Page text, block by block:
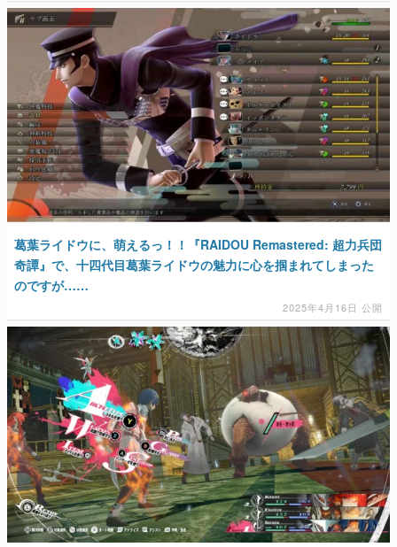
特集記事
マンガ
女性向け
アプリレビュー
その他
電ファミニコゲーマーとは？
運営：株式会社マレ
葛葉ライドウに、萌えるっ！！『RAIDOU Remastered: 超力兵団
奇譚』で、十四代目葛葉ライドウの魅力に心を掴まれてしまった
のですが……
2025年4月16日 公開